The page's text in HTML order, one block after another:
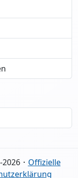
･ Offizielle